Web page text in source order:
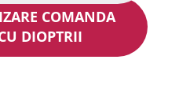
COMANDA
DIOPTRII